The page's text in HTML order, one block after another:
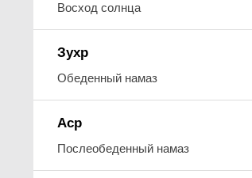
Восход солнца
Зухр
Обеденный намаз
Аср
Послеобеденный намаз